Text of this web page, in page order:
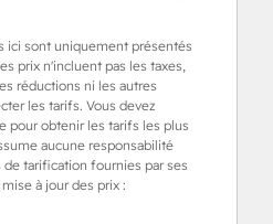
ici sont uniquement présentés
prix n'incluent pas les taxes,
réductions ni les autres
les tarifs. Vous devez
pour obtenir les tarifs les plus
aucune responsabilité
tarification fournies par ses
à jour des prix :